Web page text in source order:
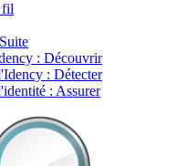
fil
: Découvrir
: Détecter
: Assurer